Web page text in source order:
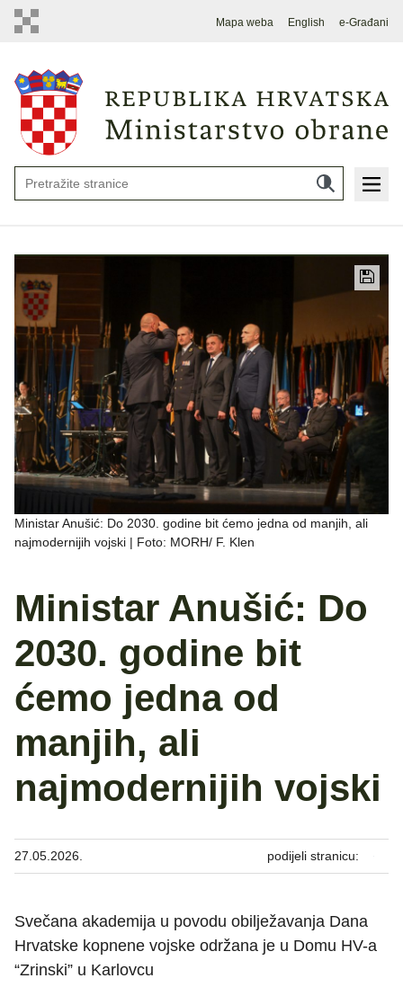
Mapa weba English e-Građani
Ministar Anušić: Do 2030. godine bit ćemo jedna od manjih, ali
najmodernijih vojski | Foto: MORH/ F. Klen
Ministar Anušić: Do
2030. godine bit
ćemo jedna od
manjih, ali
najmodernijih vojski
27.05.2026. podijeli stranicu:
Svečana akademija u povodu obilježavanja Dana
Hrvatske kopnene vojske održana je u Domu HV-a
“Zrinski” u Karlovcu